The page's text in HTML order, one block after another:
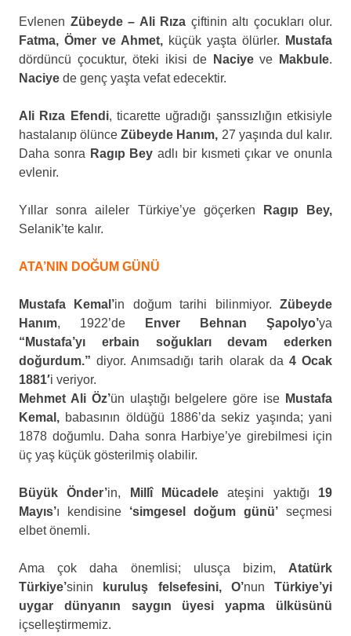
Evlenen Zübeyde – Ali Rıza çiftinin altı çocukları olur.
Fatma, Ömer ve Ahmet, küçük yaşta ölürler.
Mustafa
dördüncü çocuktur, öteki ikisi de
Naciyeve Makbule.
Naciye de genç yaşta vefat edecektir.
Ali Rıza Efendi, ticarette uğradığı şanssızlığın etkisiyle
hastalanıp ölünceZübeyde Hanım, 27 yaşında dul kalır.
Daha sonra Ragıp Bey adlı bir kısmeti çıkar ve onunla
evlenir.
Yıllar sonra aileler Türkiye’ye göçerken
Ragıp Bey,
Selanik’te kalır.
ATA’NIN DOĞUM GÜNÜ
Mustafa Kemal’in doğum tarihi bilinmiyor.Zübeyde
Hanım, 1922’de Enver Behnan Şapolyo’ya
“Mustafa’yı erbain soğukları devam ederken
doğurdum.”diyor. Anımsadığı tarih olarak da 4 Ocak
1881′i veriyor.
Mehmet Ali Öz’ün ulaştığı belgelere göre ise Mustafa
Kemal, babasının öldüğü 1886’da sekiz yaşında; yani
1878 doğumlu. Daha sonra Harbiye’ye girebilmesi için
üç yaş küçük gösterilmiş olabilir.
Büyük Önder’in, Millî Mücadele ateşini yaktığı 19
Mayıs’ı kendisine ‘simgesel doğum günü’ seçmesi
elbet önemli.
Ama çok daha önemlisi; ulusça bizim, Atatürk
Türkiye’sinin kuruluş felsefesini, O’nun Türkiye’yi
uygar dünyanın saygın üyesi yapma ülküsünü
içselleştirmemiz.